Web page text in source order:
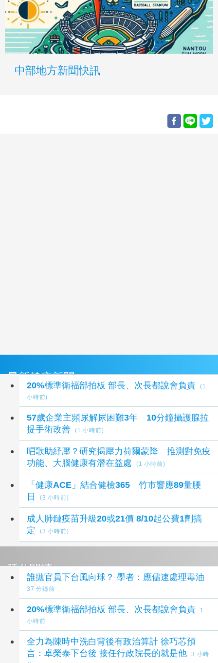
中部地方新聞快訊
最新健康新聞
20%標準衛福部拍板 部長、次長都說會負責
(1
小時前)
57歲企業主頻尿解尿困難3年 10分鐘攝護腺拉
提手術改善
(1 小時前)
唱歌助紓壓？研究揭壓力荷爾蒙降 推測對免疫
功能、大腦健康有潛在益處
(1 小時前)
「健康ACE」結合健檢365 竹市響應89量腰
日
(3 小時前)
成人肺鏈疫苗升級20或21價 8/10起公費1劑搞
定
(3 小時前)
延伸閱讀
誰拋官員下台風向球？ 學者：應儘速處理毒油
37 分鐘前
20%標準衛福部拍板 部長、次長都說會負責
1
小時前
全力為陳時中洗白背後有政治算計 徐巧芯預
言：卓榮泰下台後 接任行政院長的就是他
3 小時